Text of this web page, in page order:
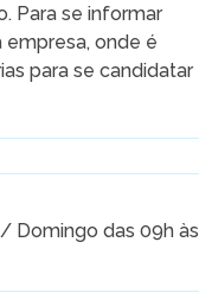
Para se informar
onde é
para se candidatar
Domingo das 09h às